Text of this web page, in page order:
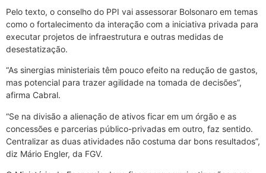
Pelo texto, o conselho do PPI vai assessorar Bolsonaro em temas
como o fortalecimento da interação com a iniciativa privada para
executar projetos de infraestrutura e outras medidas de
desestatização.
“As sinergias ministeriais têm pouco efeito na redução de gastos,
mas potencial para trazer agilidade na tomada de decisões”,
afirma Cabral.
“Se na divisão a alienação de ativos ficar em um órgão e as
concessões e parcerias público-privadas em outro, faz sentido.
Centralizar as duas atividades não costuma dar bons resultados”,
diz Mário Engler, da FGV.